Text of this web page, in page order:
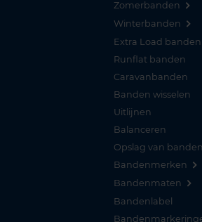
Zomerbanden
Winterbanden
Extra Load banden
Runflat banden
Caravanbanden
Banden wisselen
Uitlijnen
Balanceren
Opslag van banden
Bandenmerken
Bandenmaten
Bandenlabel